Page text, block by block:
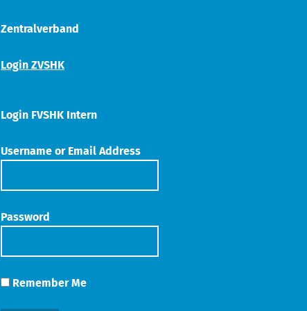
Zentralverband
Login ZVSHK
Login FVSHK Intern
Username or Email Address
Password
Remember Me